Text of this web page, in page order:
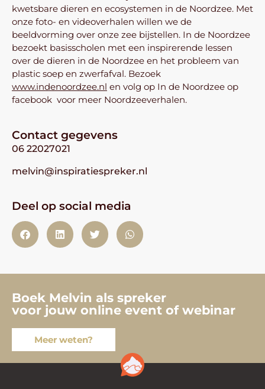
kwetsbare dieren en ecosystemen in de Noordzee. Met
onze foto- en videoverhalen willen we de
beeldvorming over onze zee bijstellen. In de Noordzee
bezoekt basisscholen met een inspirerende lessen
over de dieren in de Noordzee en het probleem van
plastic soep en zwerfafval. Bezoek
www.indenoordzee.nl en volg op In de Noordzee op
facebook voor meer Noordzeeverhalen.
Contact gegevens
06 22027021
melvin@inspiratiespreker.nl
Deel op social media
Boek Melvin als spreker
voor jouw online event of webinar
Meer weten?